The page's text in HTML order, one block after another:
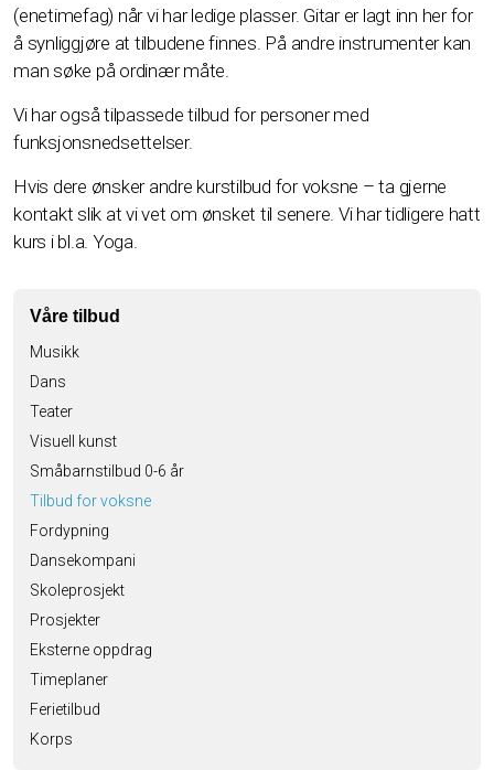
(enetimefag) når vi har ledige plasser. Gitar er lagt inn her for
å synliggjøre at tilbudene finnes. På andre instrumenter kan
man søke på ordinær måte
Vi har også tilpassede tilbud for personer med
funksjonsnedsettelser.
Hvis dere ønsker andre kurstilbud for voksne – ta gjerne
kontakt slik at vi vet om ønsket til senere. Vi har tidligere hatt
kurs i bl.a. Yoga.
Våre tilbud
Musikk
Dans
Teater
Visuell kunst
Småbarnstilbud 0-6 år
Tilbud for voksne
Fordypning
Dansekompani
Skoleprosjekt
Prosjekter
Eksterne oppdrag
Timeplaner
Ferietilbud
Korps